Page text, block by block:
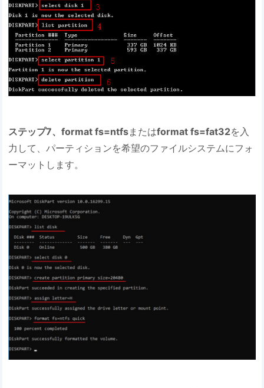
ステップ7、format fs=ntfsまたはformat fs=fat32を入
力して、パーティションを希望のファイルシステムにフォ
ーマットします。